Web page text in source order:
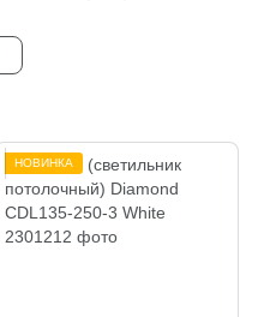
НОВИНКА